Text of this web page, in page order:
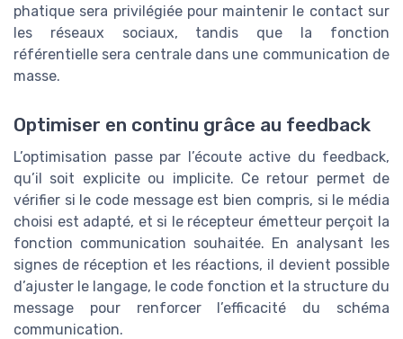
phatique sera privilégiée pour maintenir le contact sur
les réseaux sociaux, tandis que la fonction
référentielle sera centrale dans une communication de
masse.
Optimiser en continu grâce au feedback
L’optimisation passe par l’écoute active du feedback,
qu’il soit explicite ou implicite. Ce retour permet de
vérifier si le code message est bien compris, si le média
choisi est adapté, et si le récepteur émetteur perçoit la
fonction communication souhaitée. En analysant les
signes de réception et les réactions, il devient possible
d’ajuster le langage, le code fonction et la structure du
message pour renforcer l’efficacité du schéma
communication.